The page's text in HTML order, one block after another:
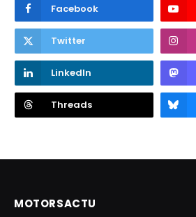
Facebook
Twitter
LinkedIn
Threads
MOTORSACTU